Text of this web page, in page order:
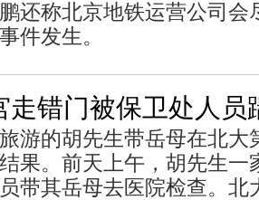
还称北京地铁运营公司会
件发生。
走错门被保卫处人员
游的胡先生带岳母在北大
果。前天上午，胡先生一
带其岳母去医院检查。北